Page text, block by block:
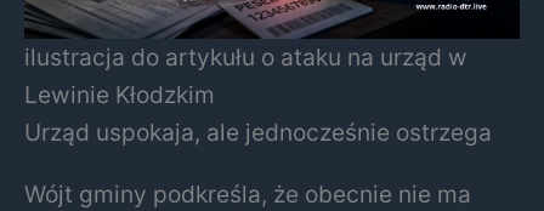
ilustracja do artykułu o ataku na urząd w
Lewinie Kłodzkim
Urząd uspokaja, ale jednocześnie ostrzega
Wójt gminy podkreśla, że obecnie nie ma